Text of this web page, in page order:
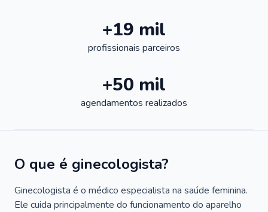
+19 mil
profissionais parceiros
+50 mil
agendamentos realizados
O que é ginecologista?
Ginecologista é o médico especialista na saúde feminina.
Ele cuida principalmente do funcionamento do aparelho